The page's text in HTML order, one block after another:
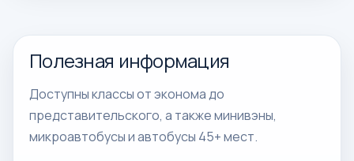
Полезная информация
Доступны классы от эконома до
представительского, а также минивэны,
микроавтобусы и автобусы 45+ мест.